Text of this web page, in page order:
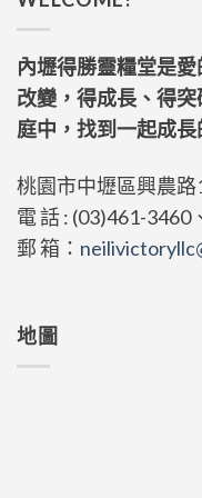
內壢得勝靈糧堂是
改變，得成長、得
庭中，找到一起成
桃園市中壢區興農
電 話 : (03)461-
郵 箱：
地圖